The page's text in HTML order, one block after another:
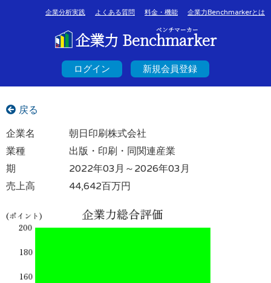
企業分析実践 よくある質問 料金・機能 企業力Benchmarkerとは
ベンチマーカー
企業力 Benchmarker
ログイン 新規会員登録
戻る
企業名
朝日印刷株式会社
業種
出版・印刷・同関連産業
期
2022年03月～2026年03月
売上高
44,642百万円